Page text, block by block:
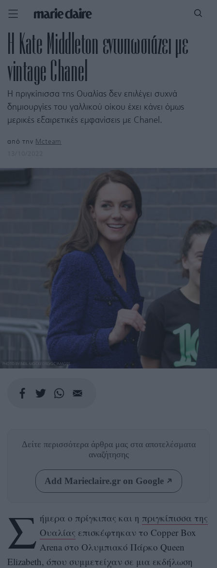
H Kate Middleton εντυπωσιάζει με
vintage Chanel
Η πριγκίπισσα της Ουαλίας δεν επιλέγει συχνά
δημιουργίες του γαλλικού οίκου έχει κάνει όμως
μερικές εξαιρετικές εμφανίσεις με Chanel.
από την Mcteam
PHOTO BY NEIL MOCKFORD/GC IMAGES
Δείτε περισσότερα άρθρα μας στα αποτελέσματα
αναζήτησης
Add Marieclaire.gr on Google
Σ ήμερα ο πρίγκιπας και η πριγκίπισσα της
Ουαλίας επισκέφτηκαν το Copper Box
Arena στο Ολυμπιακό Πάρκο Queen
Elizabeth, όπου συμμετείχαν σε μια εκδήλωση